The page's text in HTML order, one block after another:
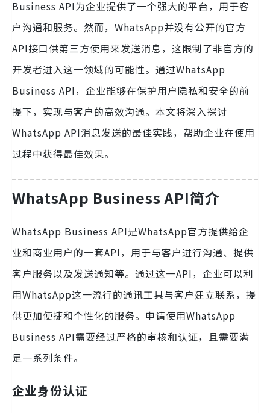
Business API为企业提供了一个强大的平台，用于客
户沟通和服务。然而，WhatsApp并没有公开的官方
API接口供第三方使用来发送消息，这限制了非官方的
开发者进入这一领域的可能性。通过WhatsApp
Business API，企业能够在保护用户隐私和安全的前
提下，实现与客户的高效沟通。本文将深入探讨
WhatsApp API消息发送的最佳实践，帮助企业在使用
过程中获得最佳效果。
WhatsApp Business API简介
WhatsApp Business API是WhatsApp官方提供给企
业和商业用户的一套API，用于与客户进行沟通、提供
客户服务以及发送通知等。通过这一API，企业可以利
用WhatsApp这一流行的通讯工具与客户建立联系，提
供更加便捷和个性化的服务。申请使用WhatsApp
Business API需要经过严格的审核和认证，且需要满
足一系列条件。
企业身份认证